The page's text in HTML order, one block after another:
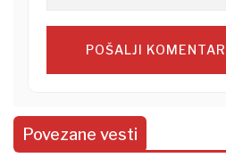
POŠALJI KOMENTAR
Povezane vesti